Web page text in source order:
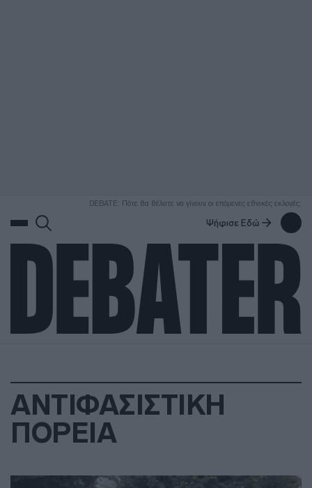
DEBATE: Πότε θα θέλατε να γίνουν οι επόμενες εθνικές εκλογές;
Ψήφισε Εδώ
ΑΝΤΙΦΑΣΙΣΤΙΚΗ
ΠΟΡΕΙΑ